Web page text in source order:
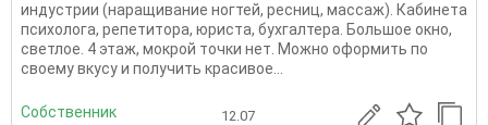
индустрии (наращивание ногтей, ресниц, массаж). Кабинета
психолога, репетитора, юриста, бухгалтера. Большое окно,
светлое. 4 этаж, мокрой точки нет. Можно оформить по
своему вкусу и получить красивое...
Собственник 12.07